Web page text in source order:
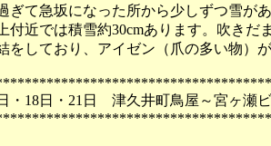
ぎて急坂になった所から少しずつ雪が
近では積雪約30cmあります。吹きだ
をしており、アイゼン（爪の多い物）
・18日・21日 津久井町鳥屋～宮ヶ瀬